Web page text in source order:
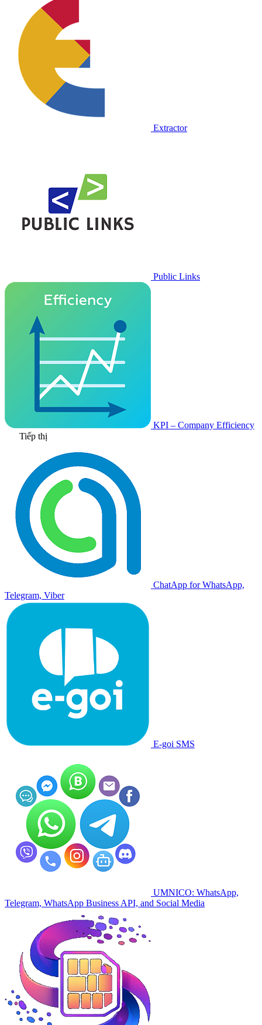
Extractor
Public Links
KPI – Company Efficiency
Tiếp thị
ChatApp for WhatsApp,
Telegram, Viber
E-goi SMS
UMNICO: WhatsApp,
Telegram, WhatsApp Business API, and Social Media